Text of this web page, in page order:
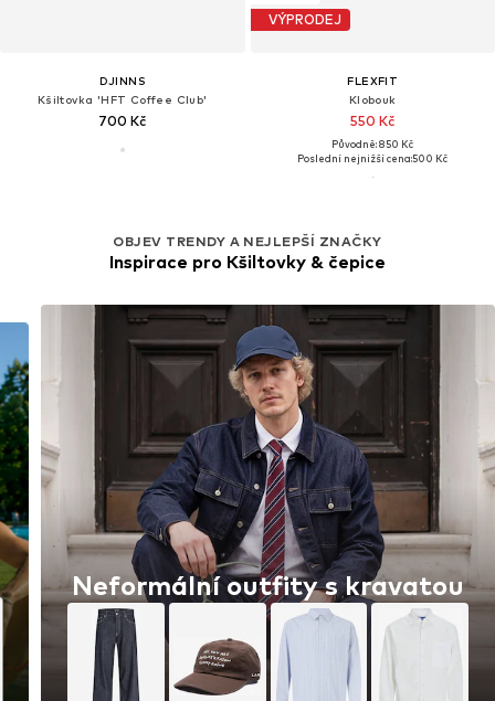
DJINNS
Kšiltovka 'HFT Coffee Club'
700 Kč
VÝPRODEJ
FLEXFIT
Klobouk
550 Kč
Původně: 850 Kč
Poslední nejnižší cena:500 Kč
OBJEV TRENDY A NEJLEPŠÍ ZNAČKY
Inspirace pro Kšiltovky & čepice
Neformální outfity s kravatou